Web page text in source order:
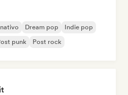
Dream pop
Indie pop
punk Post rock